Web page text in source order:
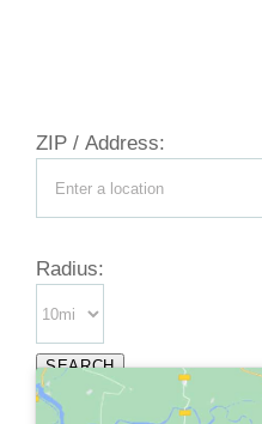
ZIP / Address:
Radius: